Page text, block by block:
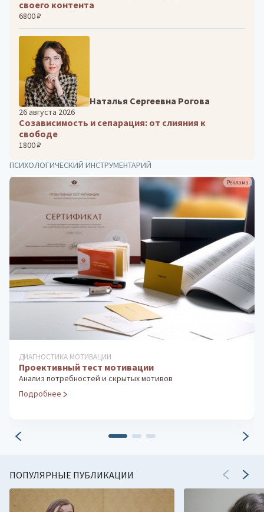
своего контента
6800 ₽
Наталья Сергеевна Рогова
26 августа 2026
Созависимость и сепарация: от слияния к
свободе
1800 ₽
ПСИХОЛОГИЧЕСКИЙ ИНСТРУМЕНТАРИЙ
Реклама
РАЗВИТИЕ ТВОРЧЕСКИХ СПОСОБНОСТЕЙ
Курс развития творческого мышления для детей
7-10 лет
Программа развивающих занятий
ПОПУЛЯРНЫЕ ПУБЛИКАЦИИ